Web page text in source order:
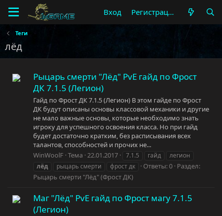
Вход Регистрация
Теги
лёд
Рыцарь смерти "Лёд" PvE гайд по Фрост
ДК 7.1.5 (Легион)
Гайд по Фрост ДК 7.1.5 (Легион) В этом гайде по Фрост
ДК будут описаны основы классовой механики и другие
не мало важные основы, которые необходимо знать
игроку для успешного освоения класса. Но при гайд
будет достаточно кратким, без расписывания всех
талантов, способностей и прочих не...
WinWoolF Тема 22.01.2017 7.1.5 гайд
легион
лёд
рыцарь смерти фрост дк Ответы: 0 Раздел:
Рыцарь смерти "Лёд" (Фрост ДК)
Маг "Лёд" PvE гайд по Фрост магу 7.1.5
(Легион)